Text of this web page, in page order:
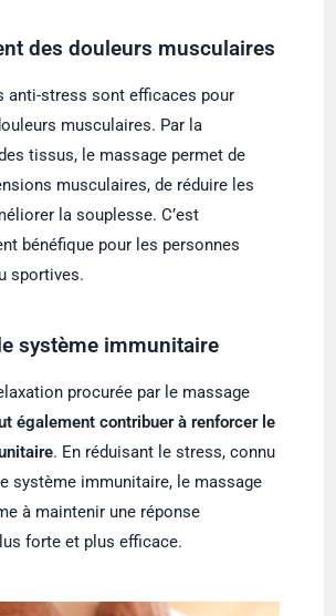
des douleurs musculaires
anti-stress sont efficaces pour
musculaires. Par la
tissus, le massage permet de
musculaires, de réduire les
la souplesse. C’est
bénéfique pour les personnes
sportives.
système immunitaire
procurée par le massage
également contribuer à renforcer le
. En réduisant le stress, connu
système immunitaire, le massage
à maintenir une réponse
forte et plus efficace.